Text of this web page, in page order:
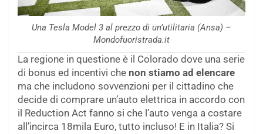
Una Tesla Model 3 al prezzo di un’utilitaria (Ansa) –
Mondofuoristrada.it
La regione in questione è il Colorado dove una serie
di bonus ed incentivi che non stiamo ad elencare
ma che includono sovvenzioni per il cittadino che
decide di comprare un’auto elettrica in accordo con
il Reduction Act fanno si che l’auto venga a costare
all’incirca 18mila Euro, tutto incluso! E in Italia? Si